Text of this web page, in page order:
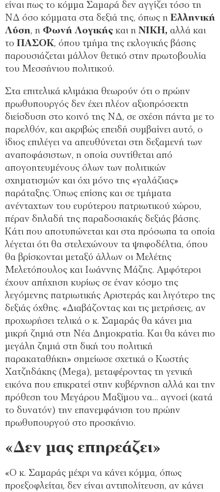
είναι πως το κόμμα Σαμαρά δεν αγγίζει τόσο τη
ΝΔ όσο κόμματα στα δεξιά της, όπως η Ελληνική
Λύση, η Φωνή Λογικής και η ΝΙΚΗ, αλλά και
το ΠΑΣΟΚ, όπου τμήμα της εκλογικής βάσης
παρουσιάζεται μάλλον θετικό στην πρωτοβουλία
του Μεσσήνιου πολιτικού.
Στα επιτελικά κλιμάκια θεωρούν ότι ο πρώην
πρωθυπουργός δεν έχει πλέον αξιοπρόσεκτη
διείσδυση στο κοινό της ΝΔ, σε σχέση πάντα με το
παρελθόν, και ακριβώς επειδή συμβαίνει αυτό, ο
ίδιος επιλέγει να απευθύνεται στη δεξαμενή των
αναποφάσιστων, η οποία συντίθεται από
απογοητευμένους όλων των πολιτικών
σχηματισμών και όχι μόνο της «γαλάζιας»
παράταξης. Όπως επίσης και σε τμήματα
ανένταχτων του ευρύτερου πατριωτικού χώρου,
πέραν δηλαδή της παραδοσιακής δεξιάς βάσης.
Κάτι που αποτυπώνεται και στα πρόσωπα τα οποία
λέγεται ότι θα στελεχώνουν τα ψηφοδέλτια, όπου
θα βρίσκονται μεταξύ άλλων οι Μελέτης
Μελετόπουλος και Ιωάννης Μάζης. Αμφότεροι
έχουν απήχηση κυρίως σε έναν κόσμο της
λεγόμενης πατριωτικής Αριστεράς και λιγότερο της
δεξιάς όχθης. «Διαβάζοντας και τις μετρήσεις, αν
προχωρήσει τελικά ο κ. Σαμαράς θα κάνει μια
μικρή ζημιά στη Νέα Δημοκρατία. Και θα κάνει πιο
μεγάλη ζημιά στη δική του πολιτική
παρακαταθήκη» σημείωσε σχετικά ο Κωστής
Χατζηδάκης (Mega), μεταφέροντας τη γενική
εικόνα που επικρατεί στην κυβέρνηση αλλά και την
πρόθεση του Μεγάρου Μαξίμου να… αγνοεί (κατά
το δυνατόν) την επανεμφάνιση του πρώην
πρωθυπουργού στο προσκήνιο.
«Δεν μας επηρεάζει»
«Ο κ. Σαμαράς μέχρι να κάνει κόμμα, όπως
προεξοφλείται, δεν είναι αντιπολίτευση, αν κάνει